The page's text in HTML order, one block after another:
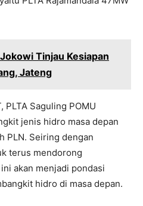
Tinjau Kesiapan
Jateng
PLTA Saguling POMU
jenis hidro masa depan
PLN. Seiring dengan
terus mendorong
akan menjadi pondasi
hidro di masa depan.